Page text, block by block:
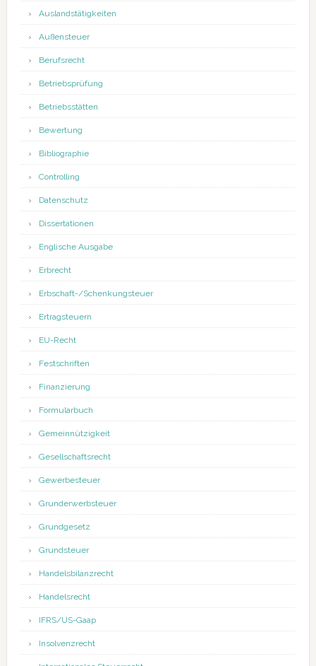
Auslandstätigkeiten
Außensteuer
Berufsrecht
Betriebsprüfung
Betriebsstätten
Bewertung
Bibliographie
Controlling
Datenschutz
Dissertationen
Englische Ausgabe
Erbrecht
Erbschaft-/Schenkungsteuer
Ertragsteuern
EU-Recht
Festschriften
Finanzierung
Formularbuch
Gemeinnützigkeit
Gesellschaftsrecht
Gewerbesteuer
Grunderwerbsteuer
Grundgesetz
Grundsteuer
Handelsbilanzrecht
Handelsrecht
IFRS/US-Gaap
Insolvenzrecht